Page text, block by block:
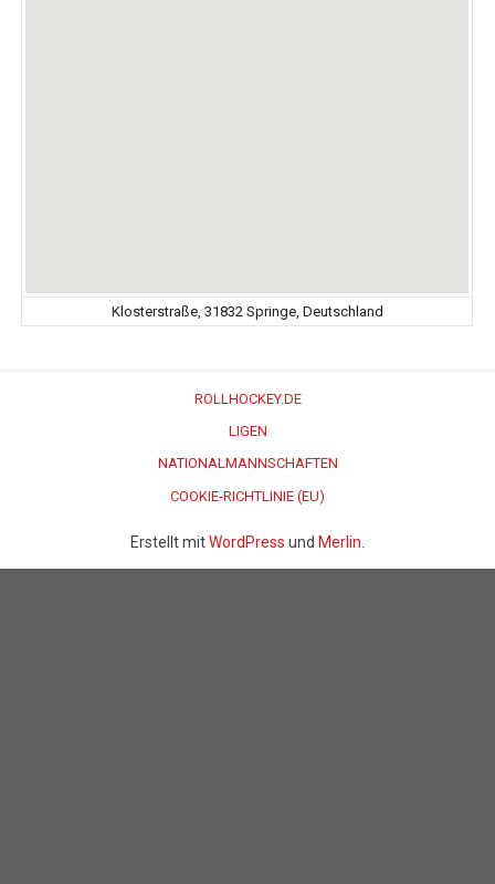
Klosterstraße, 31832 Springe, Deutschland
ROLLHOCKEY.DE
LIGEN
NATIONALMANNSCHAFTEN
COOKIE-RICHTLINIE (EU)
Erstellt mitWordPress und Merlin